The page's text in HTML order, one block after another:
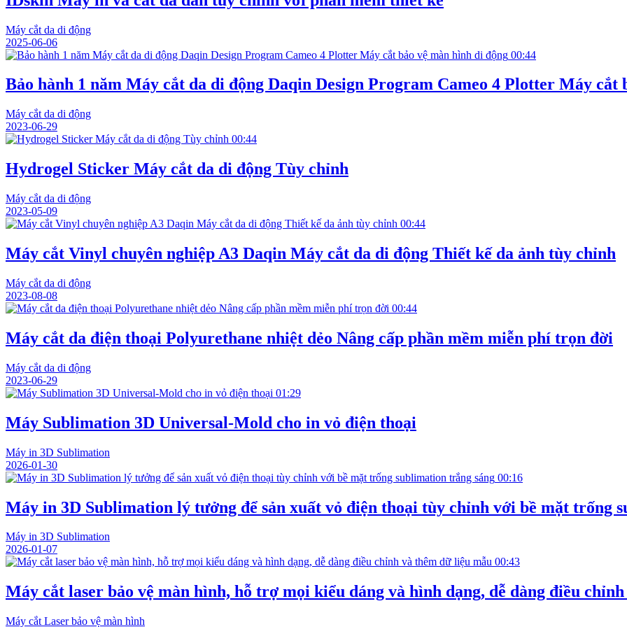
Máy cắt da di động
2025-06-06
00:44
Bảo hành 1 năm Máy cắt da di động Daqin Design Program Cameo 4 Plotter Máy cắt
Máy cắt da di động
2023-06-29
00:44
Hydrogel Sticker Máy cắt da di động Tùy chỉnh
Máy cắt da di động
2023-05-09
00:44
Máy cắt Vinyl chuyên nghiệp A3 Daqin Máy cắt da di động Thiết kế da ảnh tùy chỉnh
Máy cắt da di động
2023-08-08
00:44
Máy cắt da điện thoại Polyurethane nhiệt dẻo Nâng cấp phần mềm miễn phí trọn đời
Máy cắt da di động
2023-06-29
01:29
Máy Sublimation 3D Universal-Mold cho in vỏ điện thoại
Máy in 3D Sublimation
2026-01-30
00:16
Máy in 3D Sublimation lý tưởng để sản xuất vỏ điện thoại tùy chỉnh với bề mặt trống
Máy in 3D Sublimation
2026-01-07
00:43
Máy cắt laser bảo vệ màn hình, hỗ trợ mọi kiểu dáng và hình dạng, dễ dàng điều
Máy cắt Laser bảo vệ màn hình